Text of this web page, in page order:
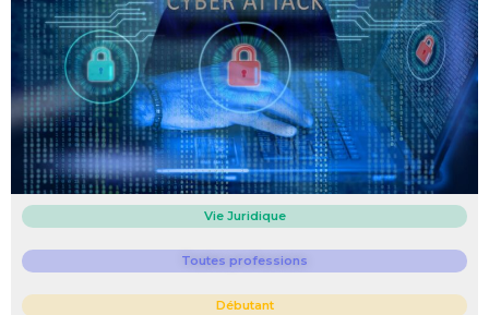
Vie Juridique
Toutes professions
Débutant